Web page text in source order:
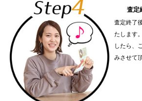
査定
査定終了
たします
したら、
みさせて